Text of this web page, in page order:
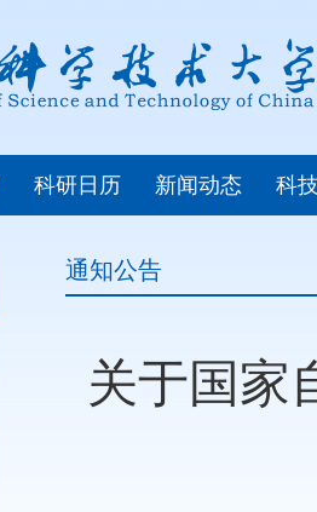
科研日历 新闻动态 科
通知公告
关于国家